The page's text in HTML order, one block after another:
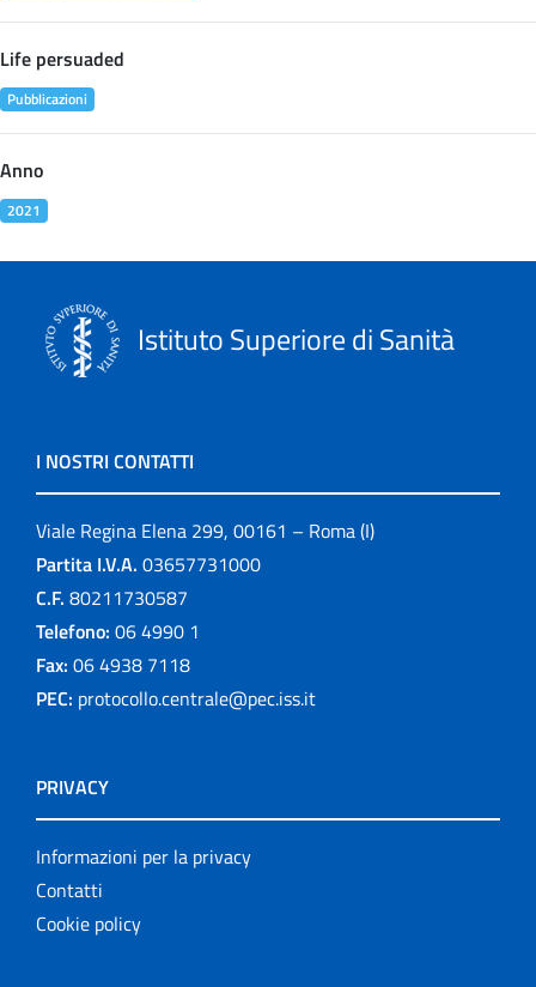
Life persuaded
Pubblicazioni
Anno
2021
Istituto Superiore di Sanità
I NOSTRI CONTATTI
Viale Regina Elena 299, 00161 – Roma (I)
Partita I.V.A. 03657731000
C.F. 80211730587
Telefono: 06 4990 1
Fax: 06 4938 7118
PEC: protocollo.centrale@pec.iss.it
PRIVACY
Informazioni per la privacy
Contatti
Cookie policy